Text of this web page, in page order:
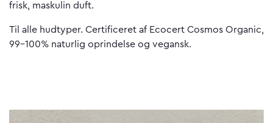
frisk, maskulin duft.
Til alle hudtyper. Certificeret af Ecocert Cosmos Organic,
99-100% naturlig oprindelse og vegansk.